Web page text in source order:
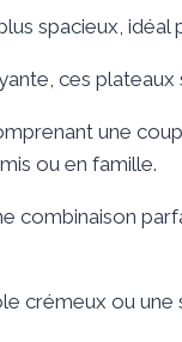
spacieux,
ces
une
ou en famille.
combinaison
crémeux ou